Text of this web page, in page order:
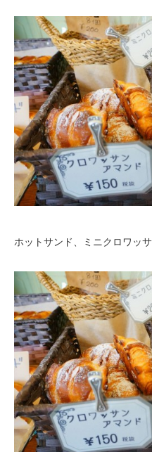
ホットサンド、ミニクロワッ